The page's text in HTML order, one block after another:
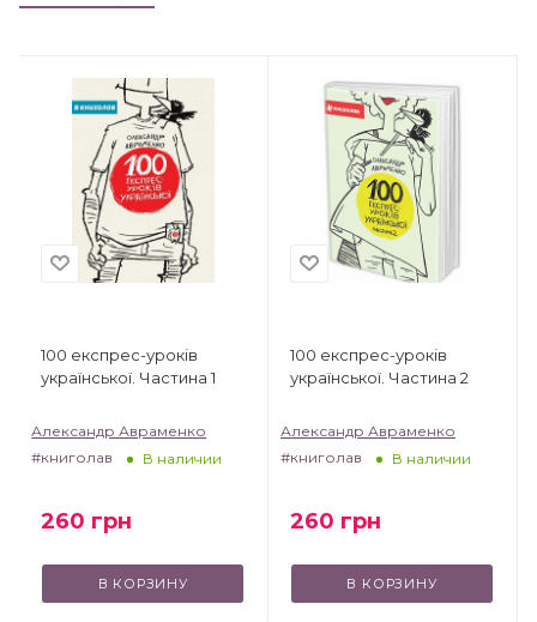
100 експрес-уроків
української. Частина 1
Александр Авраменко
#книголав
В наличии
260 грн
В КОРЗИНУ
100 експрес-уроків
української. Частина 2
Александр Авраменко
#книголав
В наличии
260 грн
В КОРЗИНУ